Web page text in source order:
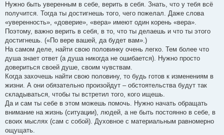
Нужно быть уверенным в себе, верить в себя. Знать, что у тебя всё
получится. Тогда ты достигнешь того, чего пожелал. Даже слова
«уверенность», «доверие», «вера» имеют один корень «вера».
Поэтому, важно верить в себя, в то, что ты делаешь и что ты этого
достигнешь. («По вере вашей, да будет вам».)
На самом деле, найти свою половинку очень легко. Тем более что
душа знает ответ (а душа никогда не ошибается). Нужно просто
довериться своей душе, своим чувствам.
Когда захочешь найти свою половину, то будь готов к изменениям в
жизни. А они обязательно произойдут – обстоятельства будут так
складываться, чтобы ты встретил того, кого ищешь.
Да и сам ты себе в этом можешь помочь. Нужно начать обращать
внимание на жизнь (ситуации), людей, а не быть постоянно в себе, в
своих мыслях (сам с собой). Духовное с материальным равномерно
ощущать.